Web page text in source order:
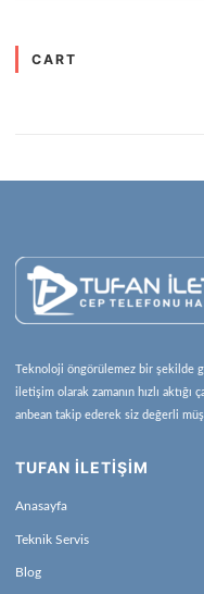
CART
Teknoloji öngörülemez bir şekilde
iletişim olarak zamanın hızlı
anbean takip ederek siz değerli
TUFAN İLETİŞİM
Anasayfa
Teknik Servis
Blog